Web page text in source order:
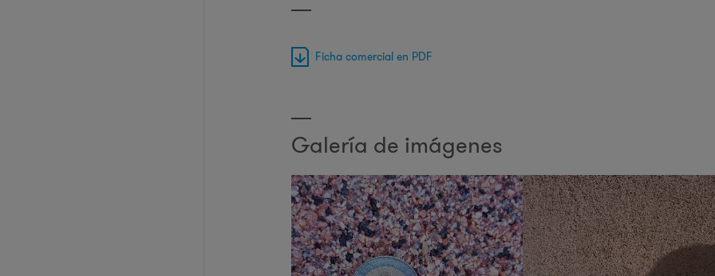
Ficha comercial en PDF
Galería de imágenes